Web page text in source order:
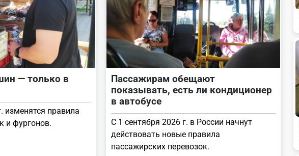
— только в
изменятся правила
и фургонов.
Пассажирам обещают
показывать, есть ли кондиционер
в автобусе
С 1 сентября 2026 г. в России начнут
действовать новые правила
пассажирских перевозок.